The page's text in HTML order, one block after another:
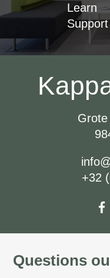
Learn
Support
+32
Questions